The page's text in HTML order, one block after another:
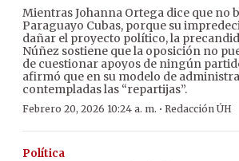
Mientras Johanna Ortega dice que no
Paraguayo Cubas, porque su
dañar el proyecto político, la
Núñez sostiene que la oposición no
de cuestionar apoyos de ningún
afirmó que en su modelo de
contempladas las “repartijas”.
Febrero 20, 2026 10:24 a. m. · Redacción ÚH
Política